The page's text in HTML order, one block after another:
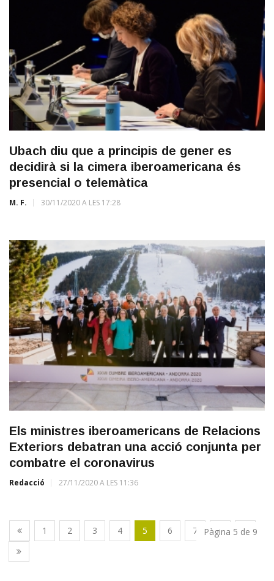
Ubach diu que a principis de gener es
decidirà si la cimera iberoamericana és
presencial o telemàtica
M. F. 30/11/2020 A LES 17:28
Els ministres iberoamericans de Relacions
Exteriors debatran una acció conjunta per
combatre el coronavirus
Redacció 27/11/2020 A LES 11:36
1 2 3 4 5 6 7 8 9
Pàgina 5 de 9